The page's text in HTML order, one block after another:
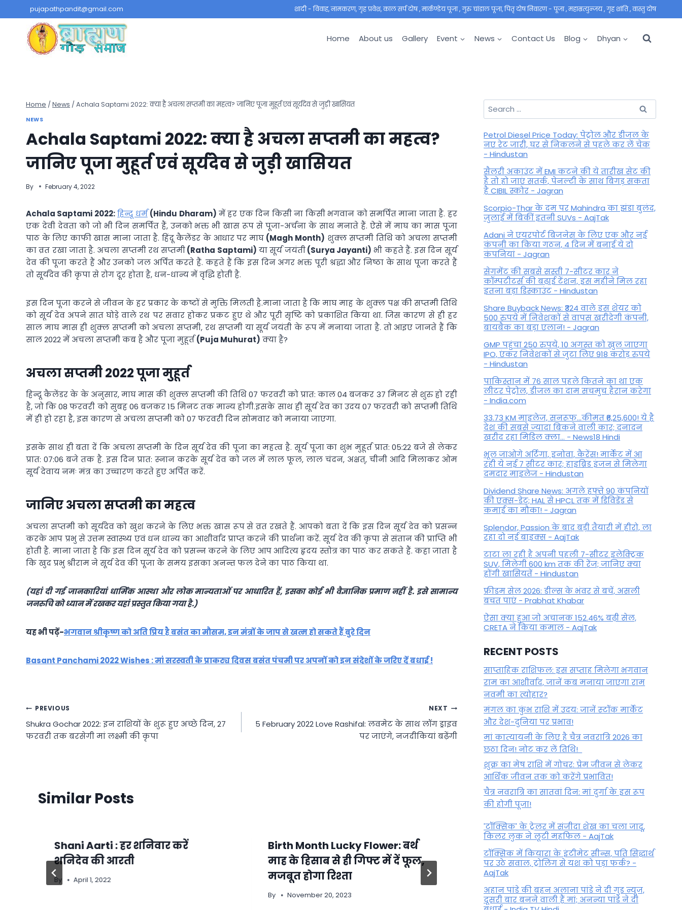
to
content
pujapathpandit@gmail.com शादी - विवाह, नामकरण, गृह प्रवेश, काल सर्प दोष , मार्कण्डेय पूजा , गुरु चांडाल पूजा, पितृ दोष निवारण - पूजा , महाम्रत्युन्जय , गृह शांति , वास्तु दोष
Home About us Gallery Event News Contact Us Blog Dhyan
Home / News / Achala Saptami 2022: क्या है अचला सप्तमी का महत्व? जानिए पूजा मुहूर्त एवं सूर्यदेव से जुड़ी खासियत
NEWS
Achala Saptami 2022: क्या है अचला सप्तमी का महत्व?
जानिए पूजा मुहूर्त एवं सूर्यदेव से जुड़ी खासियत
By February 4, 2022
Achala Saptami 2022: हिन्दू धर्म (Hindu Dharam) में हर एक दिन किसी ना किसी भगवान को समर्पित माना जाता है. हर
एक देवी देवता को जो भी दिन समर्पित हैं, उनको भक्त भी खास रूप से पूजा-अर्चना के साथ मनाते हैं. ऐसे में माघ का मास पूजा
पाठ के लिए काफी खास माना जाता है. हिंदू कैलेंडर के आधार पर माघ (Magh Month) शुक्ल सप्तमी तिथि को अचला सप्तमी
का व्रत रखा जाता है. अचला सप्तमी रथ सप्तमी(Ratha Saptami) या सूर्य जयंती(Surya Jayanti) भी कहते हैं. इस दिन सूर्य
देव की पूजा करते हैं और उनको जल अर्पित करते हैं. कहते हैं कि इस दिन अगर भक्त पूरी श्रद्धा और निष्ठा के साथ पूजा करते हैं
तो सूर्यदेव की कृपा से रोग दूर होता है, धन-धान्य में वृद्धि होती है.
इस दिन पूजा करने से जीवन के हर प्रकार के कष्टों से मुक्ति मिलती है.माना जाता है कि माघ माह के शुक्ल पक्ष की सप्तमी तिथि
को सूर्य देव अपने सात घोड़े वाले रथ पर सवार होकर प्रकट हुए थे और पूरी सृष्टि को प्रकाशित किया था. जिस कारण से ही हर
साल माघ मास ही शुक्ल सप्तमी को अचला सप्तमी, रथ सप्तमी या सूर्य जयंती के रूप में मनाया जाता है. तो आइए जानते हैं कि
साल 2022 में अचला सप्तमी कब है और पूजा मुहूर्त(Puja Muhurat) क्या है?
अचला सप्तमी 2022 पूजा मुहूर्त
हिन्दू कैलेंडर के के अनुसार, माघ मास की शुक्ल सप्तमी की तिथि 07 फरवरी को प्रात: काल 04 बजकर 37 मिनट से शुरु हो रही
है, जो कि 08 फरवरी को सुबह 06 बजकर 15 मिनट तक मान्य होगी.इसके साथ ही सूर्य देव का उदय 07 फरवरी को सप्तमी तिथि
में ही हो रहा है, इस कारण से अचला सप्तमी को 07 फरवरी दिन सोमवार को मनाया जाएगा.
इसके साथ ही बता दें कि अचला सप्तमी के दिन सूर्य देव की पूजा का महत्व है. सूर्य पूजा का शुभ मुहूर्त प्रात: 05:22 बजे से लेकर
प्रात: 07:06 बजे तक है. इस दिन प्रात: स्नान करके सूर्य देव को जल में लाल फूल, लाल चंदन, अक्षत्, चीनी आदि मिलाकर ओम
सूर्य देवाय नमः मंत्र का उच्चारण करते हुए अर्पित करें.
जानिए अचला सप्तमी का महत्व
अचला सप्तमी को सूर्यदेव को खुश करने के लिए भक्त खास रूप से व्रत रखते हैं. आपको बता दें कि इस दिन सूर्य देव को प्रसन्न
करके आप प्रभु से उत्तम स्वास्थ्य एवं धन धान्य का आशीर्वाद प्राप्त करने की प्रार्थना करें. सूर्य देव की कृपा से संतान की प्राप्ति भी
होती है. माना जाता है कि इस दिन सूर्य देव को प्रसन्न करने के लिए आप आदित्य हृदय स्तोत्र का पाठ कर सकते हैं. कहा जाता है
कि खुद प्रभु श्रीराम ने सूर्य देव की पूजा के समय इसका अनन्त फल देने का पाठ किया था.
(यहां दी गई जानकारियां धार्मिक आस्था और लोक मान्यताओं पर आधारित हैं, इसका कोई भी वैज्ञानिक प्रमाण नहीं है. इसे सामान्य
जनरुचि को ध्यान में रखकर यहां प्रस्तुत किया गया है.)
यह भी पढ़ें-भगवान श्रीकृष्ण को अति प्रिय है बसंत का मौसम, इन मंत्रों के जाप से खत्म हो सकते हैं बुरे दिन
Basant Panchami 2022 Wishes : मां सरस्वती के प्राकट्य दिवस बसंत पंचमी पर अपनों को इन संदेशों के जरिए दें बधाई !
Post
navigation
PREVIOUS
Shukra Gochar 2022: इन राशियों के शुरू हुए अच्छे दिन, 27
फरवरी तक बरसेगी मां लक्ष्मी की कृपा
NEXT
5 February 2022 Love Rashifal: लवमेट के साथ लॉग ड्राइव
पर जाएंगे, नजदीकियां बढ़ेंगी
Similar Posts
Shani Aarti : हर शनिवार करें
शनिदेव की आरती
By April 1, 2022
Birth Month Lucky Flower: बर्थ
माह के हिसाब से ही गिफ्ट में दें फूल,
मजबूत होगा रिश्ता
By November 20, 2023
आज का वृषभ राशिफल, 14 नवंबर
2024, गुरुवार – आप धैर्य से काम
लेंगे!
By November 13, 2024
Search
for:
Petrol Diesel Price Today: पेट्रोल और डीजल के
नए रेट जारी, घर से निकलने से पहले कर लें चेक
- Hindustan
सैलरी अकाउंट में EMI कटने की ये तारीख सेट की
है तो हो जाएं सतर्क, पेनल्टी के साथ बिगड़ सकता
है CIBIL स्कोर - Jagran
Scorpio-Thar के दम पर Mahindra का झंडा बुलंद,
जुलाई में बिकीं इतनी SUVs - AajTak
Adani ने एयरपोर्ट बिजनेस के लिए एक और नई
कंपनी का किया गठन, 4 दिन में बनाई ये दो
कंपनियां - Jagran
सेगमेंट की सबसे सस्ती 7-सीटर कार ने
कॉम्पटीटर्स की बढ़ाई टेंशन, इस महीने मिल रहा
इतना बड़ा डिस्काउंट - Hindustan
Share Buyback News: ₹324 वाले इस शेयर को
500 रुपये में निवेशकों से वापस खरीदेगी कंपनी,
बायबैक का बड़ा एलान! - Jagran
GMP पहुंचा 250 रुपये, 10 अगस्त को खुल जाएगा
IPO, एंकर निवेशकों से जुटा लिए 918 करोड़ रुपये
- Hindustan
पाकिस्तान में 76 साल पहले कितने का था एक
लीटर पेट्रोल, डीजल का दाम सचमुच हैरान करेगा
- India.com
33.73 KM माइलेज, सनरूफ...कीमत ₹6,25,600! ये है
देश की सबसे ज्यादा बिकने वाली कार; दनादन
खरीद रहा मिडिल क्ला... - News18 Hindi
भूल जाओगे अर्टिगा, इनोवा, कैरेंस! मार्केट में आ
रही ये नई 7 सीटर कार; हाइब्रिड इंजन से मिलेगा
दमदार माइलेज - Hindustan
Dividend Share News: अगले हफ्ते 90 कंपनियों
की एक्स-डेट; HAL से HPCL तक में डिविडेंड से
कमाई का मौका! - Jagran
Splendor, Passion के बाद बड़ी तैयारी में हीरो, ला
रहा दो नई बाइक्स - AajTak
टाटा ला रही है अपनी पहली 7-सीटर इलेक्ट्रिक
SUV, मिलेगी 600 km तक की रेंज; जानिए क्या
होंगी खासियतें - Hindustan
फ्रीडम सेल 2026: डील्स के भंवर से बचें, असली
बचत पाएं - Prabhat Khabar
ऐसा क्या हुआ जो अचानक 152.46% बढ़ी सेल,
CRETA ने किया कमाल - AajTak
RECENT POSTS
साप्ताहिक राशिफल: इस सप्ताह मिलेगा भगवान
राम का आशीर्वाद, जानें कब मनाया जाएगा राम
नवमी का त्योहार?
मंगल का कुंभ राशि में उदय: जानें स्‍टॉक मार्केट
और देश-दुनिया पर प्रभाव!
मां कात्‍यायनी के लिए है चैत्र नवरात्रि 2026 का
छठा दिन! नोट कर लें तिथि!
शुक्र का मेष राशि में गोचर: प्रेम जीवन से लेकर
आर्थिक जीवन तक को करेंगे प्रभावित!
चैत्र नवरात्रि का सातवां दिन: मां दुर्गा के इस रूप
की होगी पूजा!
'टॉक्सिक' के ट्रेलर में संजीदा शेख का चला जादू,
किलर लुक ने लूटी महफिल - AajTak
टॉक्सिक में कियारा के इंटीमेट सीन्स, पति सिद्धार्थ
पर उठे सवाल, ट्रोलिंग से यश को पड़ा फर्क? -
AajTak
अहान पांडे की बहन अलाना पांडे ने दी गुड न्यूज,
दूसरी बार बनने वाली हैं मां; अनन्या पांडे ने दी